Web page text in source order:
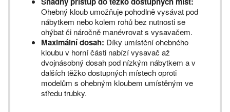
Ohebný kloub umožňuje pohodlně vysávat pod
nábytkem nebo kolem rohů bez nutnosti se
ohýbat či náročně manévrovat s vysavačem.
Maximální dosah: Díky umístění ohebného
kloubu v horní části nabízí vysavač až
dvojnásobný dosah pod nízkým nábytkem a v
dalších těžko dostupných místech oproti
modelům s ohebným kloubem umístěným ve
středu trubky.